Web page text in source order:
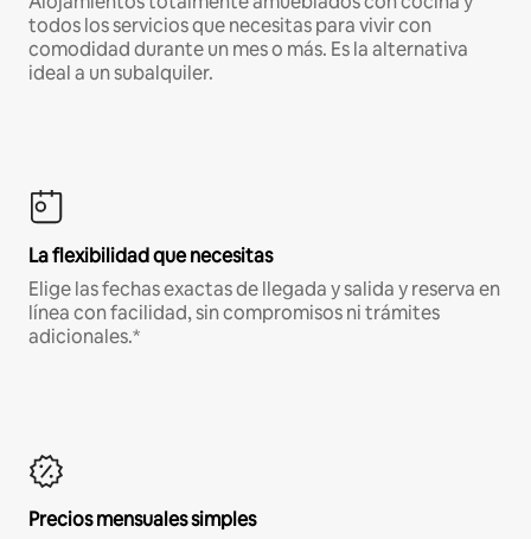
todos los servicios que necesitas para vivir con
comodidad durante un mes o más. Es la alternativa
ideal a un subalquiler.
La flexibilidad que necesitas
Elige las fechas exactas de llegada y salida y reserva en
línea con facilidad, sin compromisos ni trámites
adicionales.*
Precios mensuales simples